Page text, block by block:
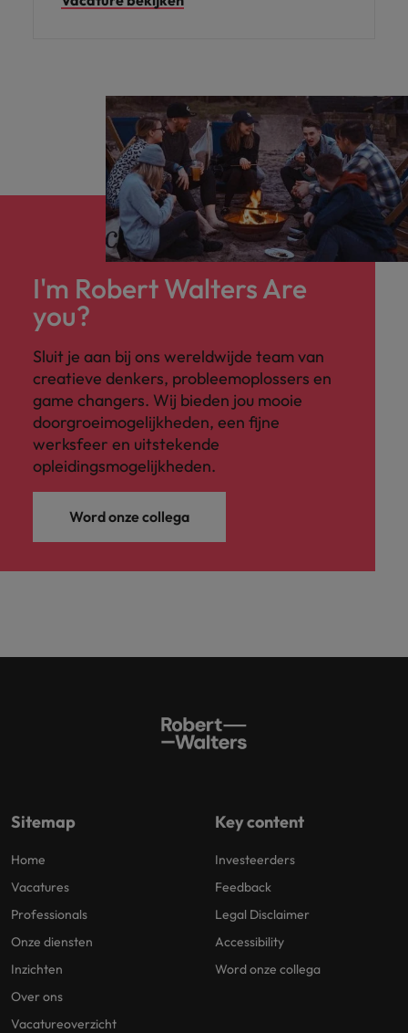
I'm Robert Walters Are
you?
Sluit je aan bij ons wereldwijde team van
creatieve denkers, probleemoplossers en
game changers. Wij bieden jou mooie
doorgroeimogelijkheden, een fijne
werksfeer en uitstekende
opleidingsmogelijkheden.
Word onze collega
Sitemap
Home
Vacatures
Professionals
Onze diensten
Inzichten
Over ons
Vacatureoverzicht
Key content
Investeerders
Feedback
Legal Disclaimer
Accessibility
Word onze collega